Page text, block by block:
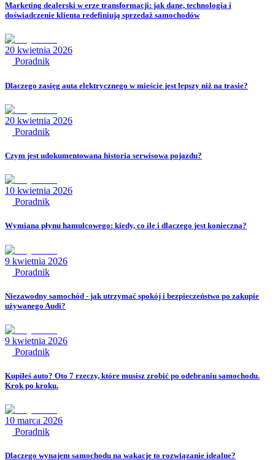
Marketing dealerski w erze transformacji: jak dane, technologia i
doświadczenie klienta redefiniują sprzedaż samochodów
20 kwietnia 2026
Poradnik
Dlaczego zasięg auta elektrycznego w mieście jest lepszy niż na trasie?
20 kwietnia 2026
Poradnik
Czym jest udokumentowana historia serwisowa pojazdu?
10 kwietnia 2026
Poradnik
Wymiana płynu hamulcowego: kiedy, co ile i dlaczego jest konieczna?
9 kwietnia 2026
Poradnik
Niezawodny samochód - jak utrzymać spokój i bezpieczeństwo po zakupie
używanego Audi?
9 kwietnia 2026
Poradnik
Kupiłeś auto? Oto 7 rzeczy, które musisz zrobić po odebraniu samochodu.
Krok po kroku.
10 marca 2026
Poradnik
Dlaczego wynajem samochodu na wakacje to rozwiązanie idealne?